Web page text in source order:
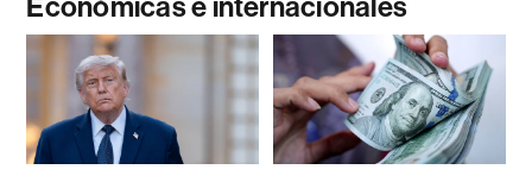
Económicas e internacionales